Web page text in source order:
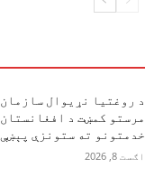
د روغتیا نړیوال
مرستو کمښت د
خدمتونو ته ستونزې
اګست 8, 2026